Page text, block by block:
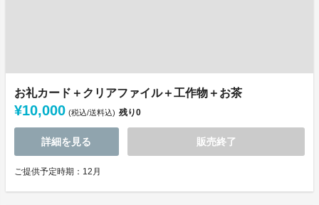
お礼カード＋クリアファイル＋工作物＋お茶
¥10,000 (税込/送料込) 残り0
詳細を見る 販売終了
ご提供予定時期：12月